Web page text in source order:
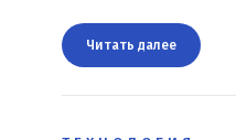
Читать далee